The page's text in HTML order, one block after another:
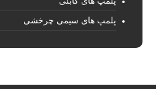
پلمپ های سیمی چرخشی